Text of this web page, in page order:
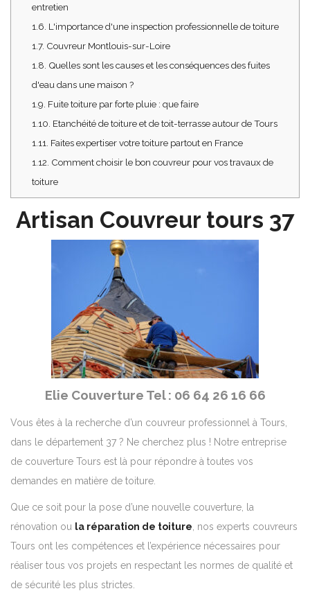
entretien
1.6. L'importance d'une inspection professionnelle de toiture
1.7. Couvreur Montlouis-sur-Loire
1.8. Quelles sont les causes et les conséquences des fuites
d'eau dans une maison ?
1.9. Fuite toiture par forte pluie : que faire
1.10. Etanchéité de toiture et de toit-terrasse autour de Tours
1.11. Faites expertiser votre toiture partout en France
1.12. Comment choisir le bon couvreur pour vos travaux de
toiture
Artisan Couvreur tours 37
Elie Couverture Tel : 06 64 26 16 66
Vous êtes à la recherche d’un couvreur professionnel à Tours,
dans le département 37 ? Ne cherchez plus ! Notre entreprise
de couverture Tours est là pour répondre à toutes vos
demandes en matière de toiture.
Que ce soit pour la pose d’une nouvelle couverture, la
rénovation ou la réparation de toiture , nos experts couvreurs
Tours ont les compétences et l’expérience nécessaires pour
réaliser tous vos projets en respectant les normes de qualité et
de sécurité les plus strictes.